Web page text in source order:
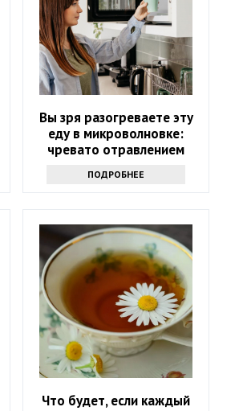
Вы зря разогреваете эту
еду в микроволновке:
чревато отравлением
ПОДРОБНЕЕ
Что будет, если каждый